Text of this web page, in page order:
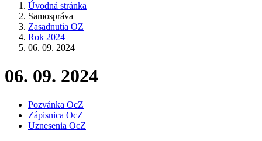
Úvodná stránka
Samospráva
Zasadnutia OZ
Rok 2024
06. 09. 2024
06. 09. 2024
Pozvánka OcZ
Zápisnica OcZ
Uznesenia OcZ